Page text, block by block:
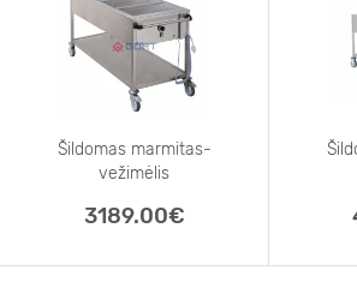
Šildomas marmitas-
vežimėlis
3189.00€